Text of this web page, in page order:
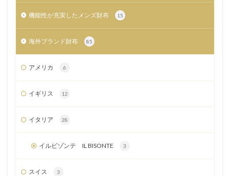
機能性が充実したメンズ財布 15
海外ブランド財布 85
アメリカ 6
イギリス 12
イタリア 28
イルビゾンテ IL BISONTE 3
スイス 3